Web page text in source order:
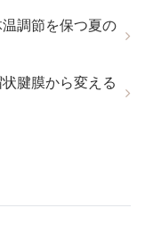
調節を保つ夏の
腱膜から変える